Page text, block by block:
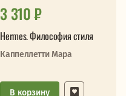
3 310 ₽
Hermes. Философия стиля
Каппеллетти Мара
В корзину